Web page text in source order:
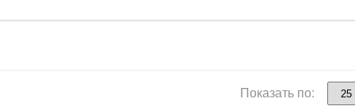
Показать по: